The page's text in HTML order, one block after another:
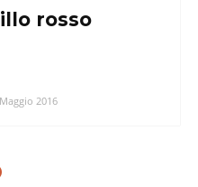
rosso
2016